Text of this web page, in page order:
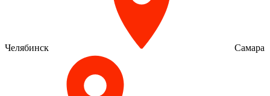
Челябинск Самара